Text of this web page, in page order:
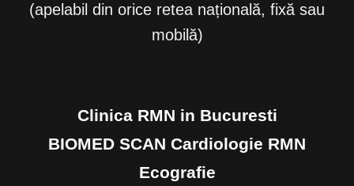
(apelabil din orice retea națională, fixă sau
mobilă)
Clinica RMN in Bucuresti
BIOMED SCAN Cardiologie RMN
Ecografie